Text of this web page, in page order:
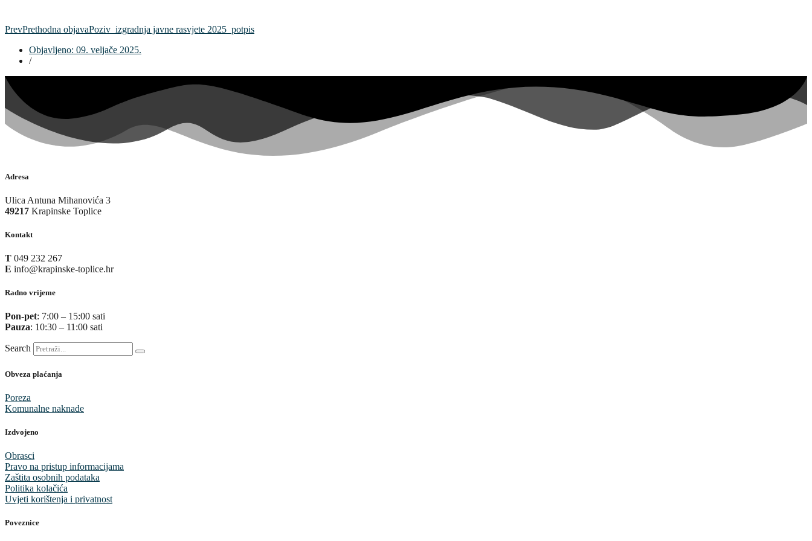
PrevPrethodna objavaPoziv_izgradnja javne rasvjete 2025_potpis
Objavljeno: 09. veljače 2025.
/
Adresa
Ulica Antuna Mihanovića 3
49217 Krapinske Toplice
Kontakt
T 049 232 267
E info@krapinske-toplice.hr
Radno vrijeme
Pon-pet: 7:00 – 15:00 sati
Pauza: 10:30 – 11:00 sati
Search
Obveza plaćanja
Poreza
Komunalne naknade
Izdvojeno
Obrasci
Pravo na pristup informacijama
Zaštita osobnih podataka
Politika kolačića
Uvjeti korištenja i privatnost
Poveznice